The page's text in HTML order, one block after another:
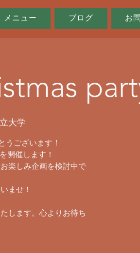
メニュー ブログ お
大学
うございます！
開催します！
楽しみ企画を検討中で
ませ！
します。心よりお待ち